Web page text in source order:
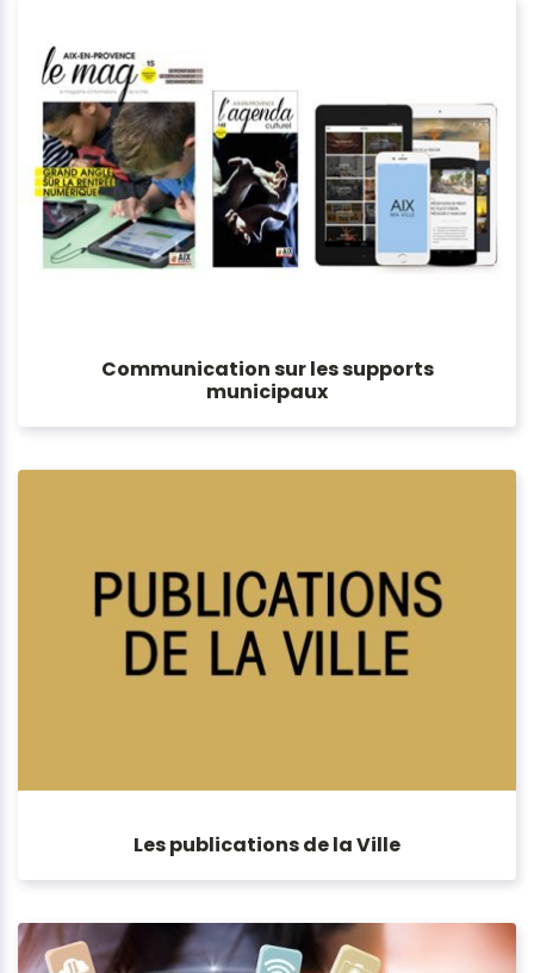
Communication sur les supports
municipaux
Les publications de la Ville